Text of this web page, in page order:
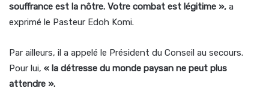
souffrance est la nôtre. Votre combat est légitime », a
exprimé le Pasteur Edoh Komi.
Par ailleurs, il a appelé le Président du Conseil au secours.
Pour lui, « la détresse du monde paysan ne peut plus
attendre ».